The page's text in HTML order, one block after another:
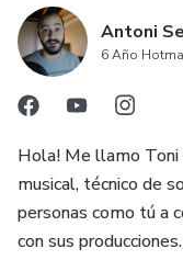
Antoni
6 Año
Hola! Me llamo Toni
musical, técnico de
personas como tú a
con sus producciones.